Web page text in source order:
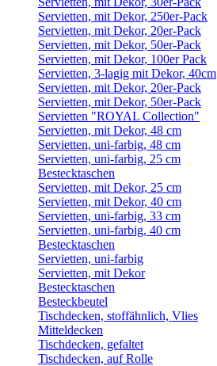
Servietten, mit Dekor, 250er-Pack
Servietten, mit Dekor, 20er-Pack
Servietten, mit Dekor, 50er-Pack
Servietten, mit Dekor, 100er Pack
Servietten, 3-lagig mit Dekor, 40cm
Servietten, mit Dekor, 20er-Pack
Servietten, mit Dekor, 50er-Pack
Servietten "ROYAL Collection"
Servietten, mit Dekor, 48 cm
Servietten, uni-farbig, 48 cm
Servietten, uni-farbig, 25 cm
Bestecktaschen
Servietten, mit Dekor, 25 cm
Servietten, mit Dekor, 40 cm
Servietten, uni-farbig, 33 cm
Servietten, uni-farbig, 40 cm
Bestecktaschen
Servietten, uni-farbig
Servietten, mit Dekor
Bestecktaschen
Besteckbeutel
Tischdecken, stoffähnlich, Vlies
Mitteldecken
Tischdecken, gefaltet
Tischdecken, auf Rolle